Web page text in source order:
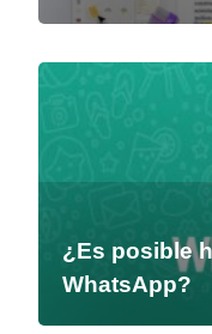
¿Es posible
WhatsApp?